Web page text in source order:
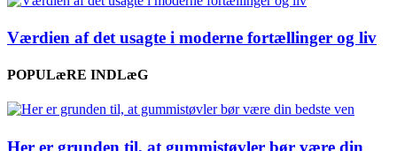
Værdien af det usagte i moderne fortællinger og liv
POPULæRE INDLæG
Her er grunden til, at gummistøvler bør være din